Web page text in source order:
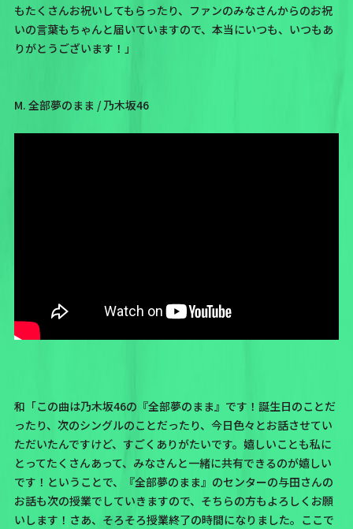
もたくさんお祝いしてもらったり、ファンのみなさんからのお祝
いの言葉もちゃんと届いていますので、本当にいつも、いつもあ
りがとうございます！」
M. 全部夢のまま / 乃木坂46
和「この曲は乃木坂46の 『全部夢のまま』 です！誕生日のことだ
ったり、次のシングルのことだったり、今日色々とお話させてい
ただいたんですけど、すごくありがたいです。嬉しいことも私に
とってたくさんあって、みなさんと一緒に共有できるのが嬉しい
です！ということで、『全部夢のまま』のセンターの与田さんの
お話も次の授業でしていきますので、そちらの方もよろしくお願
いします！さあ、そろそろ授業終了の時間になりました。ここで